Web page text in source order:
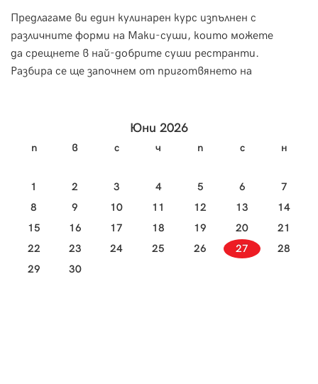
Предлагаме ви един кулинарен курс изпълнен с
различните форми на Маки-суши, които можете
да срещнете в най-добрите суши рестранти.
Разбира се ще започнем от приготвянето на
Юни 2026
п в с ч п с н
1 2 3 4 5 6
7
8
9 10 11 12 13
14
15
16 17 18 19 20
21
22
23 24 25 26 27
28
29
30